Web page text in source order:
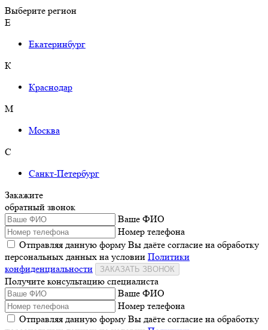
Выберите регион
Е
Екатеринбург
К
Краснодар
М
Москва
С
Санкт-Петербург
Закажите
обратный звонок
Ваше ФИО
Номер телефона
Отправляя данную форму Вы даёте согласие на обработку
персональных данных на условии Политики
конфиденциальности
ЗАКАЗАТЬ ЗВОНОК
Получите консультацию специалиста
Ваше ФИО
Номер телефона
Отправляя данную форму Вы даёте согласие на обработку